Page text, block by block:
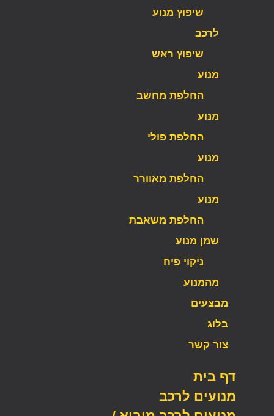
שיפוץ מנוע
לרכב
שיפוץ ראש
מנוע
החלפת מחשב
מנוע
החלפת פולי
מנוע
החלפת מאוורר
מנוע
החלפת משאבת
שמן מנוע
ניקוי פיח
מהמנוע
מבצעים
בלוג
צור קשר
דף בית
מנועים לרכב